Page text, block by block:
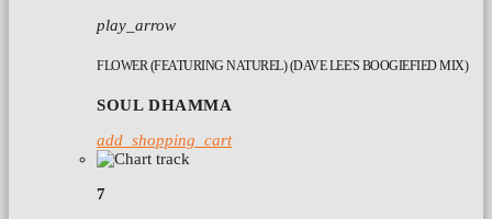
play_arrow
FLOWER (FEATURING NATUREL) (DAVE LEE'S BOOGIEFIED MIX)
SOUL DHAMMA
add_shopping_cart
7